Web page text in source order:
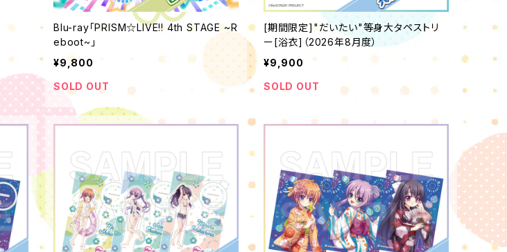
Blu-ray「PRISM☆LIVE!! 4th STAGE ~R
eboot~」
¥9,800
SOLD OUT
[期間限定]"だいたい"等身大タペストリ
ー[浴衣]（2026年8月度）
¥9,900
SOLD OUT